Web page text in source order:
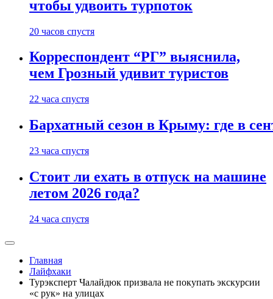
чтобы удвоить турпоток
20 часов спустя
Корреспондент “РГ” выяснила,
чем Грозный удивит туристов
22 часа спустя
Бархатный сезон в Крыму: где в
23 часа спустя
Стоит ли ехать в отпуск на машине
летом 2026 года?
24 часа спустя
Главная
Лайфхаки
Турэксперт Чалайдюк призвала не покупать экскурсии
«с рук» на улицах